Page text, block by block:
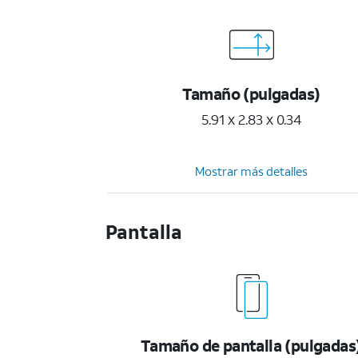
Tamaño (pulgadas)
5.91 x 2.83 x 0.34
Mostrar más detalles
Pantalla
Tamaño de pantalla